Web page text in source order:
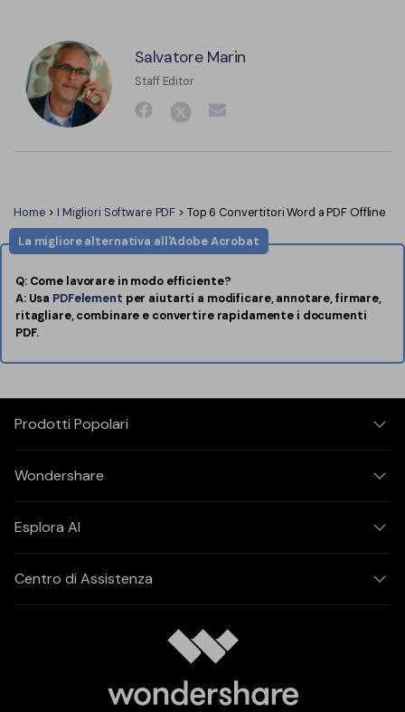
Salvatore Marin
Staff Editor
Home > I Migliori Software PDF > Top 6 Convertitori Word a PDF Offline
La migliore alternativa all'Adobe Acrobat
Q: Come lavorare in modo efficiente?
A: Usa PDFelement per aiutarti a modificare, annotare, firmare,
ritagliare, combinare e convertire rapidamente i documenti
PDF.
Prodotti Popolari
Wondershare
Esplora AI
Centro di Assistenza